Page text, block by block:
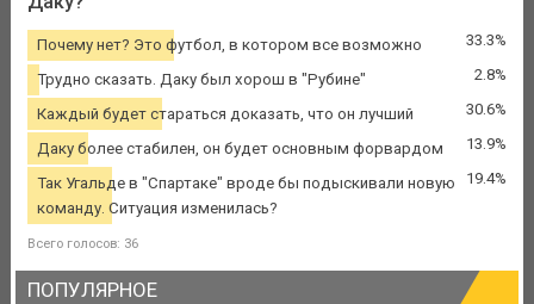
Почему нет? Это футбол, в котором все возможно 33.3%
Трудно сказать. Даку был хорош в "Рубине" 2.8%
Каждый будет стараться доказать, что он лучший 30.6%
Даку более стабилен, он будет основным форвардом 13.9%
Так Угальде в "Спартаке" вроде бы подыскивали новую
команду. Ситуация изменилась?
19.4%
Всего голосов: 36
ПОПУЛЯРНОЕ